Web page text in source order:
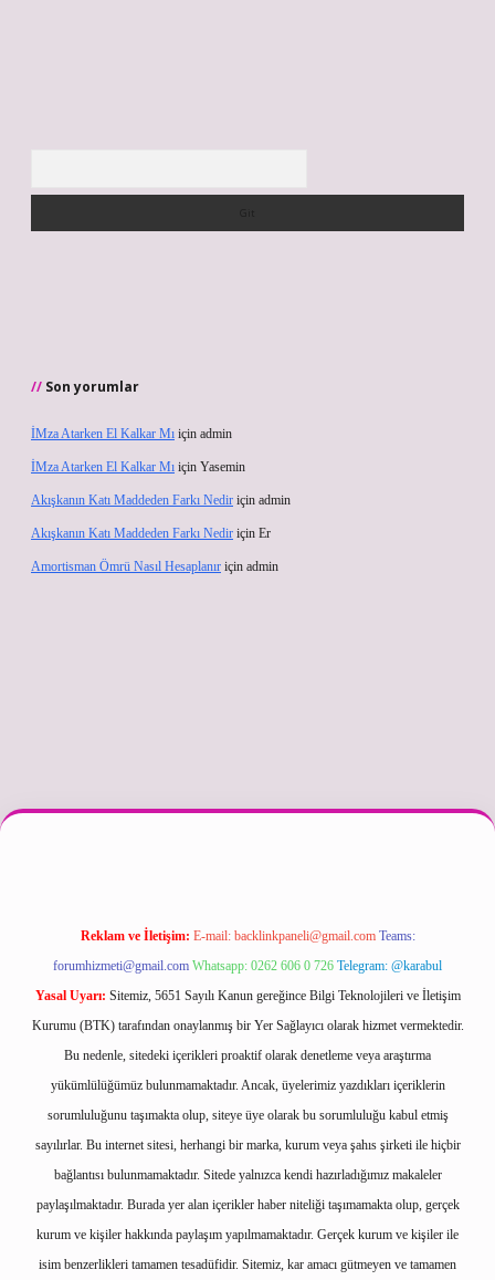
Son yorumlar
İMza Atarken El Kalkar Mı için admin
İMza Atarken El Kalkar Mı için Yasemin
Akışkanın Katı Maddeden Farkı Nedir için admin
Akışkanın Katı Maddeden Farkı Nedir için Er
Amortisman Ömrü Nasıl Hesaplanır için admin
güncel
Reklam ve İletişim: E-mail: backlinkpaneli@gmail.com Teams:
forumhizmeti@gmail.com Whatsapp: 0262 606 0 726 Telegram: @karabul
Yasal Uyarı: Sitemiz, 5651 Sayılı Kanun gereğince Bilgi Teknolojileri ve İletişim
Kurumu (BTK) tarafından onaylanmış bir Yer Sağlayıcı olarak hizmet vermektedir.
Bu nedenle, sitedeki içerikleri proaktif olarak denetleme veya araştırma
yükümlülüğümüz bulunmamaktadır. Ancak, üyelerimiz yazdıkları içeriklerin
sorumluluğunu taşımakta olup, siteye üye olarak bu sorumluluğu kabul etmiş
sayılırlar. Bu internet sitesi, herhangi bir marka, kurum veya şahıs şirketi ile hiçbir
bağlantısı bulunmamaktadır. Sitede yalnızca kendi hazırladığımız makaleler
paylaşılmaktadır. Burada yer alan içerikler haber niteliği taşımamakta olup, gerçek
kurum ve kişiler hakkında paylaşım yapılmamaktadır. Gerçek kurum ve kişiler ile
isim benzerlikleri tamamen tesadüfidir. Sitemiz, kar amacı gütmeyen ve tamamen